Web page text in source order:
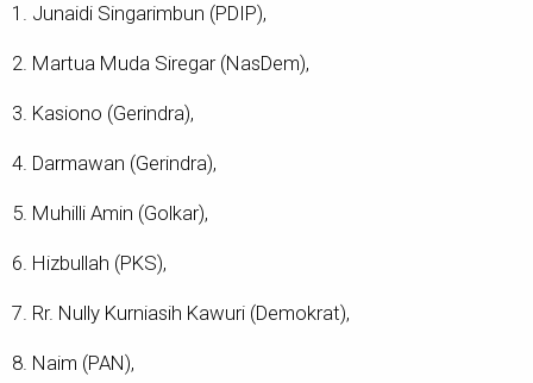
1. Junaidi Singarimbun (PDIP),
2. Martua Muda Siregar (NasDem),
3. Kasiono (Gerindra),
4. Darmawan (Gerindra),
5. Muhilli Amin (Golkar),
6. Hizbullah (PKS),
7. Rr. Nully Kurniasih Kawuri (Demokrat),
8. Naim (PAN),